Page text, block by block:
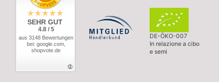
SEHR GUT
4.8 / 5
aus 3148 Bewertungen
bei: google.com,
shopvote.de
DE-ÖKO-007
In relazione a cibo
e semi